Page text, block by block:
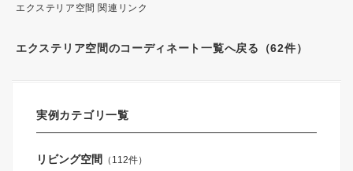
エクステリア空間 関連リンク
エクステリア空間のコーディネート一覧へ戻る（62件）
実例カテゴリ一覧
リビング空間 （112件）